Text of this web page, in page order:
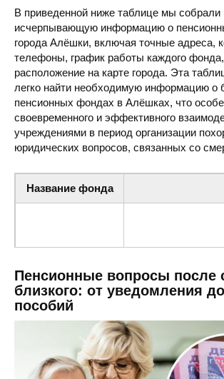
В приведенной ниже таблице мы собрали
исчерпывающую информацию о
города Алёшки, включая точные адреса,
телефоны, график работы каждого
расположение на карте города. Эта
легко найти необходимую информацию о
пенсионных фондах в Алёшках, что
своевременного и эффективного
учреждениями в период организации
юридических вопросов, связанных со
Название фонда
Пенсионные вопросы после
близкого: от уведомления
пособий